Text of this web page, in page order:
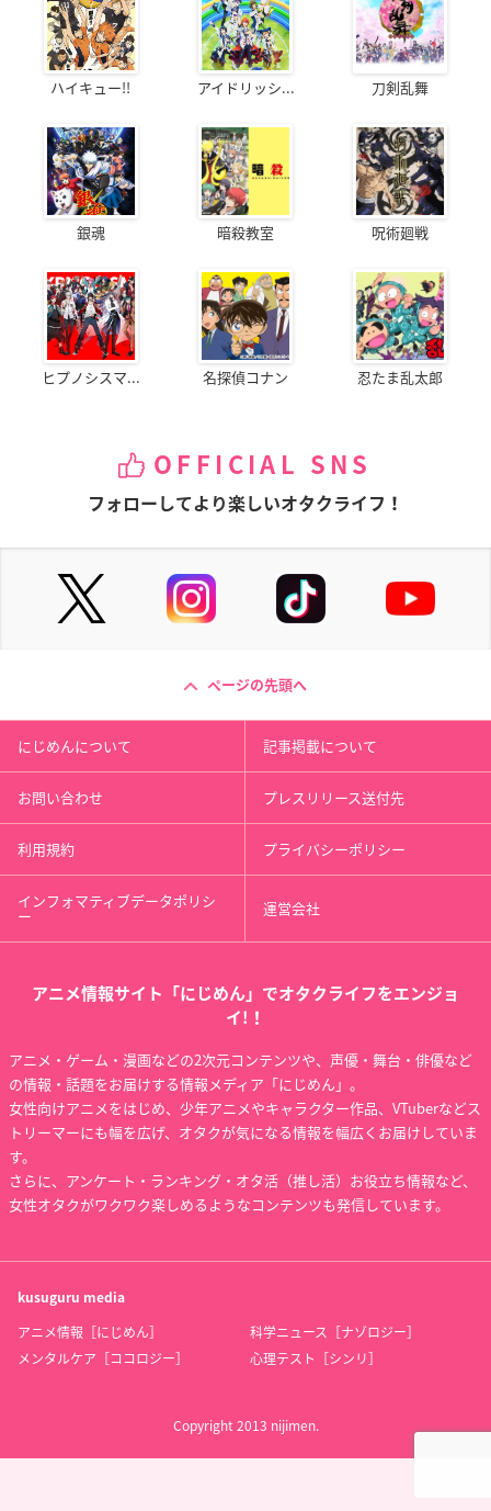
ハイキュー!! アイドリッシ... 刀剣乱舞
銀魂 暗殺教室 呪術廻戦
ヒプノシスマ... 名探偵コナン 忍たま乱太郎
OFFICIAL SNS
フォローしてより楽しいオタクライフ！
ページの先頭へ
にじめんについて 記事掲載について
お問い合わせ プレスリリース送付先
利用規約 プライバシーポリシー
インフォマティブデータポリシ
ー 運営会社
アニメ情報サイト「にじめん」でオタクライフをエンジョ
イ!！
アニメ・ゲーム・漫画などの2次元コンテンツや、声優・舞台・俳優など
の情報・話題をお届けする情報メディア「にじめん」。
女性向けアニメをはじめ、少年アニメやキャラクター作品、VTuberなどス
トリーマーにも幅を広げ、オタクが気になる情報を幅広くお届けしていま
す。
さらに、アンケート・ランキング・オタ活（推し活）お役立ち情報など、
女性オタクがワクワク楽しめるようなコンテンツも発信しています。
kusuguru media
アニメ情報［にじめん］
科学ニュース［ナゾロジー］
メンタルケア［ココロジー］
心理テスト［シンリ］
Copyright 2013 nijimen.